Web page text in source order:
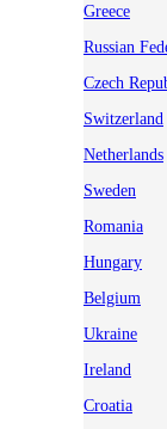
Greece
Russian
Czech
Switzerland
Netherlands
Sweden
Romania
Hungary
Belgium
Ukraine
Ireland
Croatia